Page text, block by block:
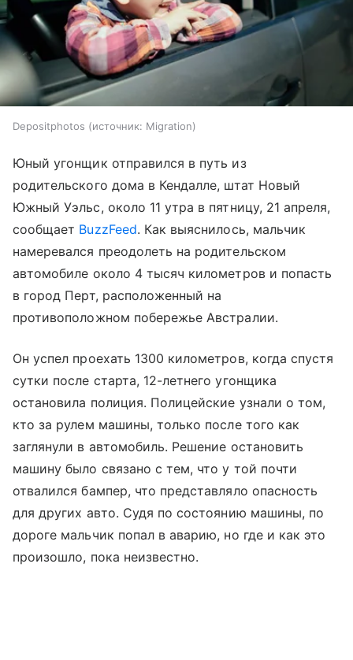
Depositphotos источник: Migration
Юный угонщик отправился в путь из
родительского дома в Кендалле, штат Новый
Южный Уэльс, около 11 утра в пятницу, 21 апреля,
сообщает BuzzFeed. Как выяснилось, мальчик
намеревался преодолеть на родительском
автомобиле около 4 тысяч километров и попасть
в город Перт, расположенный на
противоположном побережье Австралии.
Он успел проехать 1300 километров, когда спустя
сутки после старта, 12-летнего угонщика
остановила полиция. Полицейские узнали о том,
кто за рулем машины, только после того как
заглянули в автомобиль. Решение остановить
машину было связано с тем, что у той почти
отвалился бампер, что представляло опасность
для других авто. Судя по состоянию машины, по
дороге мальчик попал в аварию, но где и как это
произошло, пока неизвестно.